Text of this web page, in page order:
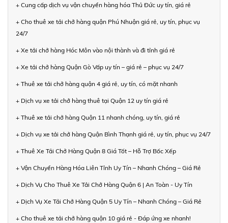
+ Cung cấp dịch vụ vận chuyển hàng hóa Thủ Đức uy tín, giá rẻ
+ Cho thuê xe tải chở hàng quận Phú Nhuận giá rẻ, uy tín, phục vụ
24/7
+ Xe tải chở hàng Hóc Môn vào nội thành và đi tỉnh giá rẻ
+ Xe tải chở hàng Quận Gò Vấp uy tín – giá rẻ – phục vụ 24/7
+ Thuê xe tải chở hàng quận 4 giá rẻ, uy tín, có mặt nhanh
+ Dịch vụ xe tải chở hàng thuê tại Quận 12 uy tín giá rẻ
+ Thuê xe tải chở hàng Quận 11 nhanh chóng, uy tín, giá rẻ
+ Dịch vụ xe tải chở hàng Quận Bình Thạnh giá rẻ, uy tín, phục vụ 24/7
+ Thuê Xe Tải Chở Hàng Quận 8 Giá Tốt – Hỗ Trợ Bốc Xếp
+ Vận Chuyển Hàng Hóa Liên Tỉnh Uy Tín – Nhanh Chóng – Giá Rẻ
+ Dịch Vụ Cho Thuê Xe Tải Chở Hàng Quận 6 | An Toàn - Uy Tín
+ Dịch Vụ Xe Tải Chở Hàng Quận 5 Uy Tín – Nhanh Chóng – Giá Rẻ
+ Cho thuê xe tải chở hàng quận 10 giá rẻ - Đáp ứng xe nhanh!